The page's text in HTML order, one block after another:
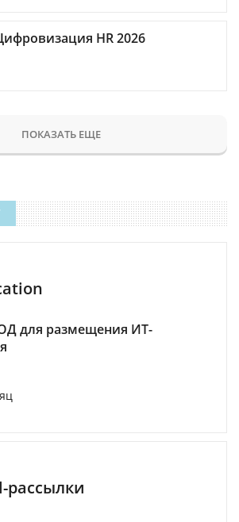
HR 2026
ПОКАЗАТЬ ЕЩЕ
для размещения ИТ-
рассылки